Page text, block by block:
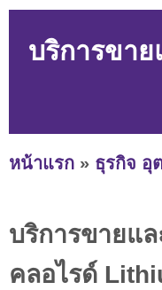
บริการขา
หน้าแรก » ธุรกิจ อุ
บริการขายแ
คลอไรด์